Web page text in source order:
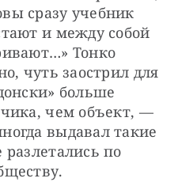
сразу учебник
и между собой
Тонко
чуть заострил для
больше
чем объект, —
выдавал такие
по